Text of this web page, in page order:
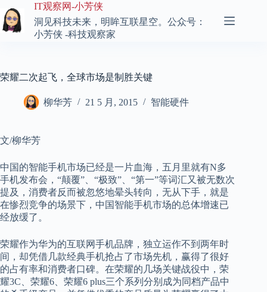
至
内
IT观察网-小芳侠
洞见科技未来，明眸互联星空。公众号：
小芳侠 -科技观察家
荣耀二次起飞，全球市场是制胜关键
柳华芳 21 5 月, 2015 智能硬件
文/柳华芳
中国的智能手机市场已经是一片血海，五月里就有N多
手机发布会，“颠覆”、“极致”、“第一”等词汇又被无数次
提及，消费者反而被忽悠地晕头转向，无从下手，就是
在惨烈竞争的场景下，中国智能手机市场的总体增速已
经放缓了。
荣耀作为华为的互联网手机品牌，独立运作不到两年时
间，却凭借几款经典手机抢占了市场先机，赢得了很好
的占有率和消费者口碑。在荣耀的几场关键战役中，荣
耀3C、荣耀6、荣耀6 plus三个系列分别成为同档产品中